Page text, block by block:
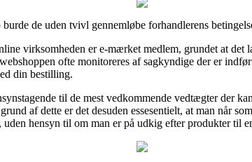
de uden tvivl gennemløbe forhandlerens
virksomheden er e-mærket medlem, grundet at
ofte monitoreres af sagkyndige der er
din bestilling.
til de mest vedkommende vedtægter der
af dette er det desuden essesentielt, at man når
hensyn til om man er på udkig efter produkter til